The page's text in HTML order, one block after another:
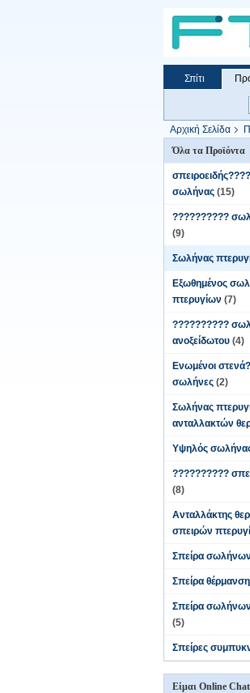
Σπίτι
Αρχική Σελίδα
αναλογία επιφάνειας
Όλα τα Προϊόντα
σωλήνας (15)
??????????
(9)
Σωλήνας
Εξωθημένος
πτερυγίων (7)
??????????
ανοξείδωτου (4)
Ενωμένοι
σωλήνες (2)
Σωλήνας
ανταλλακτών
Υψηλός
??????????
(8)
Ανταλλάκτης
σπειρών
Σπείρα
Σπείρα
Σπείρα
(5)
Σπείρες
Είμαι Online